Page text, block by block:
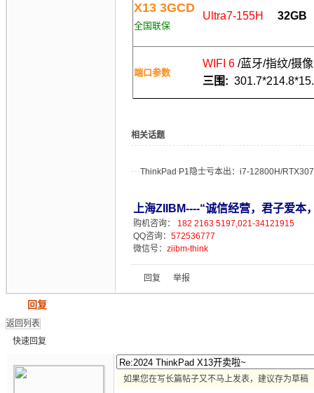
X13 3GCD
全国联保
Ultra7-155H 32GB
端口参数
WIFI 6 /蓝牙/指纹/摄
三围:
相关话题
ThinkPad P1隐士亏本出：i7-12800H/
上海ZIIBM----“诚信经营，君子爱本
购机咨询：
182 2163 5197,021-34121915
QQ咨询： 572536777
微信号： ziibm-think
回复 举报
回复
返回列表
快速回复
如果您在写长篇帖子又不马上发表，建议存为草稿